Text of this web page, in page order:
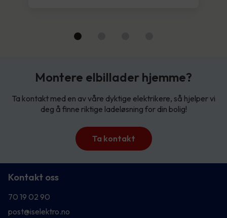
Montere elbillader hjemme?
Ta kontakt med en av våre dyktige elektrikere, så hjelper vi
deg å finne riktige ladeløsning for din bolig!
Ta kontakt
Kontakt oss
70 19 02 90
post@iselektro.no